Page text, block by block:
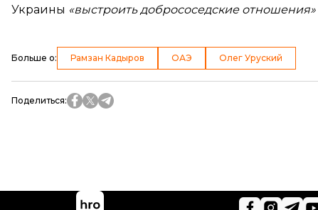
Украины «выстроить добрососедские отношения»
Больше о: Рамзан Кадыров ОАЭ Олег Уруский
Поделиться: